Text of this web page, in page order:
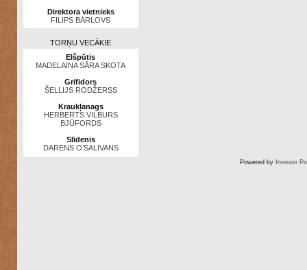
Direktora vietnieks
FILIPS BĀRLOVS
TORŅU VECĀKIE
Elšpūtis
MADELAINA SĀRA SKOTA
Grifidors
ŠELLIJS RODŽERSS
Kraukļanags
HERBERTS VILBURS
BJŪFORDS
Slīdenis
DARENS O’SALIVANS
Powered by Invision